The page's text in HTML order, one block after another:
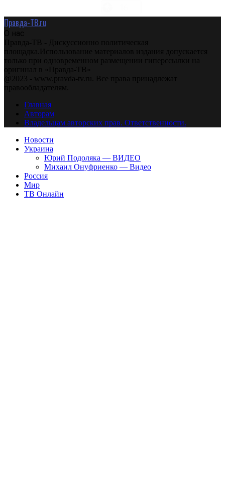
Правда-ТВ.ru
О нас
Правда-ТВ - Дискуссионно политическая
площадка.Использование материалов издания допускается
только при одновременном размещении гиперссылки на
оригинал в «Правда-ТВ»
@2023 - www.pravda-tv.ru. Все права принадлежат
правообладателям.
Главная
Авторам
Владельцам авторских прав. Ответственности.
Новости
Украина
Юрий Подоляка — ВИДЕО
Михаил Онуфриенко — Видео
Россия
Мир
ТВ Онлайн